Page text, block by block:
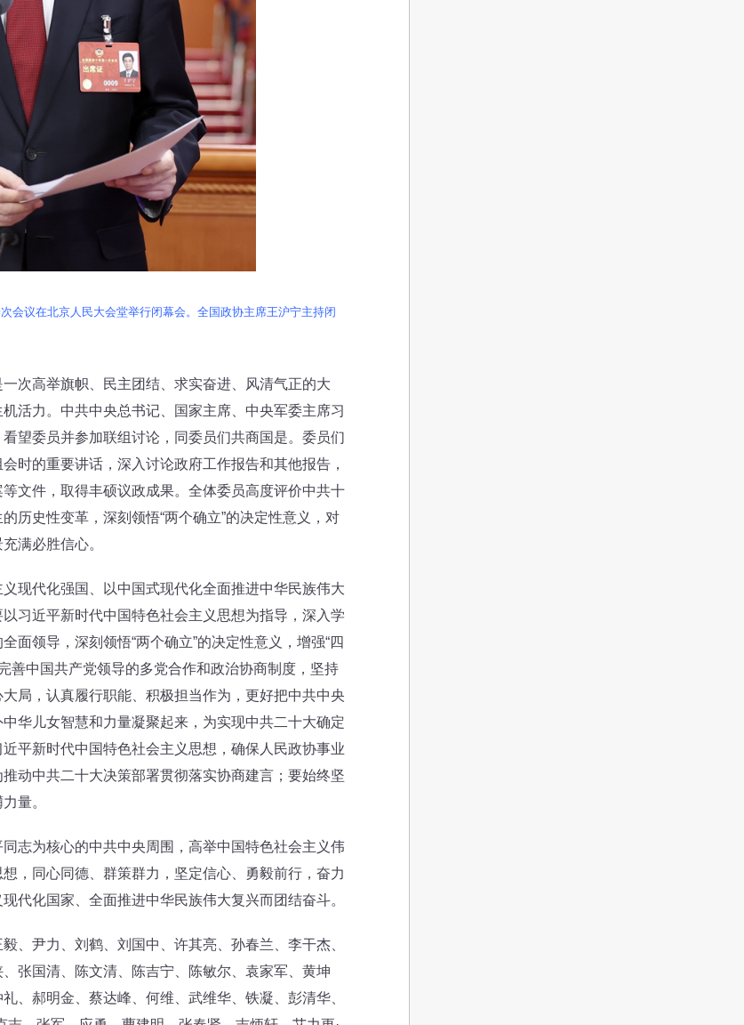
会议在北京人民大会堂举行闭幕会。全国政协主席王沪宁主持闭
高举旗帜、民主团结、求实奋进、风清气正的大
活力。中共中央总书记、国家主席、中央军委主席习
望委员并参加联组讨论，同委员们共商国是。委员们
时的重要讲话，深入讨论政府工作报告和其他报告，
文件，取得丰硕议政成果。全体委员高度评价中共十
历史性变革，深刻领悟“两个确立”的决定性意义，对
满必胜信心。
代化强国、以中国式现代化全面推进中华民族伟大
习近平新时代中国特色社会主义思想为指导，深入学
面领导，深刻领悟“两个确立”的决定性意义，增强“四
善中国共产党领导的多党合作和政治协商制度，坚持
局，认真履行职能、积极担当作为，更好把中共中央
华儿女智慧和力量凝聚起来，为实现中共二十大确定
平新时代中国特色社会主义思想，确保人民政协事业
动中共二十大决策部署贯彻落实协商建言；要始终坚
量。
为核心的中共中央周围，高举中国特色社会主义伟
，同心同德、群策群力，坚定信心、勇毅前行，奋力
代化国家、全面推进中华民族伟大复兴而团结奋斗。
尹力、刘鹤、刘国中、许其亮、孙春兰、李干杰、
张国清、陈文清、陈吉宁、陈敏尔、袁家军、黄坤
、郝明金、蔡达峰、何维、武维华、铁凝、彭清华、